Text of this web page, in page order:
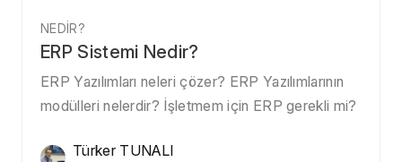
NEDIR?
ERP Sistemi Nedir?
ERP Yazılımları neleri çözer? ERP Yazılımlarının
modülleri nelerdir? İşletmem için ERP gerekli mi?
Türker TUNALI